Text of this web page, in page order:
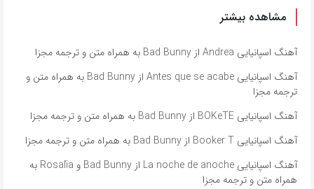
مشاهده بیشتر
آهنگ اسپانیایی Andrea از Bad Bunny به همراه متن و ترجمه مجزا
آهنگ اسپانیایی Antes que se acabe از Bad Bunny به همراه متن و
ترجمه مجزا
آهنگ اسپانیایی BOKeTE از Bad Bunny به همراه متن و ترجمه مجزا
آهنگ اسپانیایی Booker T از Bad Bunny به همراه متن و ترجمه مجزا
آهنگ اسپانیایی La noche de anoche از Bad Bunny و Rosalía به
همراه متن و ترجمه مجزا